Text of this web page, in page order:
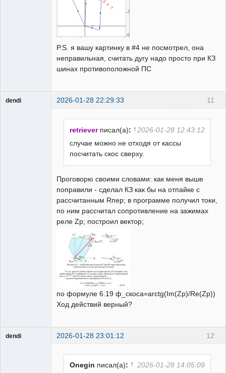
P.S. я вашу картинку в #4 не посмотрел, она
неправильная, считать дугу надо просто при КЗ
шинах противоположной ПС
11
dendi 2026-01-28 22:29:33
retriever писал(а): ↑ 2026-01-28 12:43:12
случае можно не отходя от кассы
посчитать скос сверху.
Проговорю своими словами: как меня выше
поправили - сделал КЗ как бы на отпайке с
рассчитанным Rпер; в программе получил токи,
по ним рассчитал сопротивление на зажимах
реле Zp; построил вектор;
по формуле 6.19 ф_скоса=arctg(Im(Zр)/Re(Zр))
Ход действий верный?
12
dendi 2026-01-28 23:01:12
Onegin писал(а): ↑ 2026-01-28 14:05:09